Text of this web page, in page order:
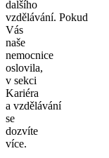
dalšího
vzdělávání. Pokud
Vás
naše
nemocnice
oslovila,
v sekci
Kariéra
a vzdělávání
se
dozvíte
více.